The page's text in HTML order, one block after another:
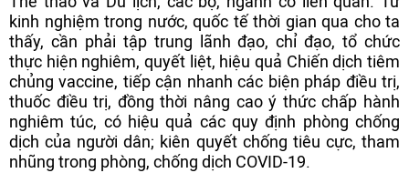
kinh nghiệm trong nước, quốc tế thời gian qua cho ta
thấy, cần phải tập trung lãnh đạo, chỉ đạo, tổ chức
thực hiện nghiêm, quyết liệt, hiệu quả Chiến dịch tiêm
chủng vaccine, tiếp cận nhanh các biện pháp điều trị,
thuốc điều trị, đồng thời nâng cao ý thức chấp hành
nghiêm túc, có hiệu quả các quy định phòng chống
dịch của người dân; kiên quyết chống tiêu cực, tham
nhũng trong phòng, chống dịch COVID-19.